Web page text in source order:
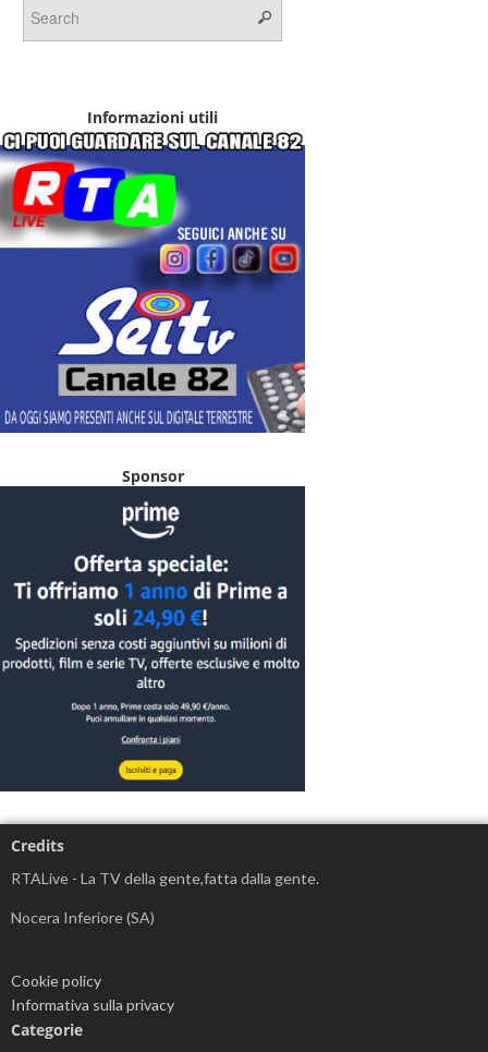
Informazioni utili
Sponsor
Credits
RTALive - La TV della gente,fatta dalla gente.
Nocera Inferiore (SA)
Cookie policy
Informativa sulla privacy
Categorie